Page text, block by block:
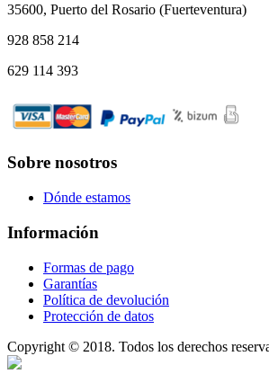
35600, Puerto del Rosario (Fuerteventura)
928 858 214
629 114 393
Sobre nosotros
Dónde estamos
Información
Formas de pago
Garantías
Política de devolución
Protección de datos
Copyright © 2018. Todos los derechos